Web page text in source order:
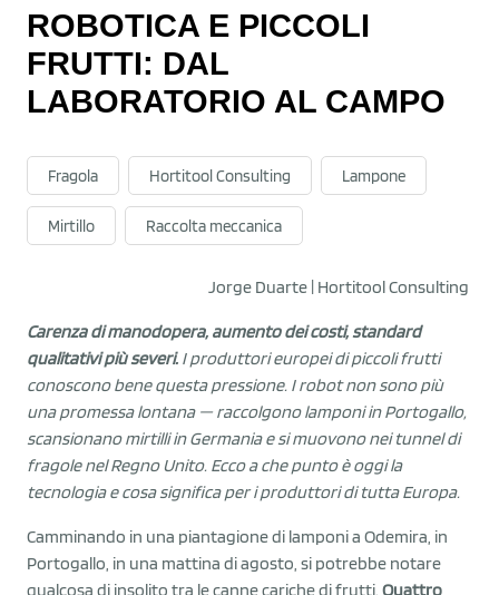
ROBOTICA E PICCOLI
FRUTTI: DAL
LABORATORIO AL CAMPO
Fragola Hortitool Consulting Lampone
Mirtillo Raccolta meccanica
Jorge Duarte | Hortitool Consulting
Carenza di manodopera, aumento dei costi, standard
qualitativi più severi. I produttori europei di piccoli frutti
conoscono bene questa pressione. I robot non sono più
una promessa lontana — raccolgono lamponi in Portogallo,
scansionano mirtilli in Germania e si muovono nei tunnel di
fragole nel Regno Unito. Ecco a che punto è oggi la
tecnologia e cosa significa per i produttori di tutta Europa.
Camminando in una piantagione di lamponi a Odemira, in
Portogallo, in una mattina di agosto, si potrebbe notare
qualcosa di insolito tra le canne cariche di frutti. Quattro